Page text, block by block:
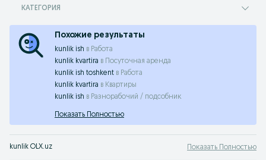
КАТЕГОРИЯ
Похожие результаты
kunlik ish в Работа
kunlik kvartira в
Посуточная аренда
kunlik ish toshkent в Работа
kunlik kvartira в Квартиры
kunlik ish в Разнорабочий / подсобник
Показать Полностью
kunlik OLX.uz Показать Полностью